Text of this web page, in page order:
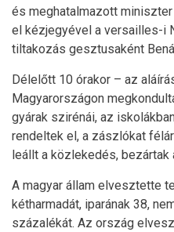
és meghatalmazott
el kézjegyével a versailles-i
tiltakozás gesztusaként
Délelőtt 10 órakor – az
Magyarországon
gyárak szirénái, az
rendeltek el, a zászlókat
leállt a közlekedés, bezártak
A magyar állam elvesztette
kétharmadát, iparának 38,
százalékát. Az ország